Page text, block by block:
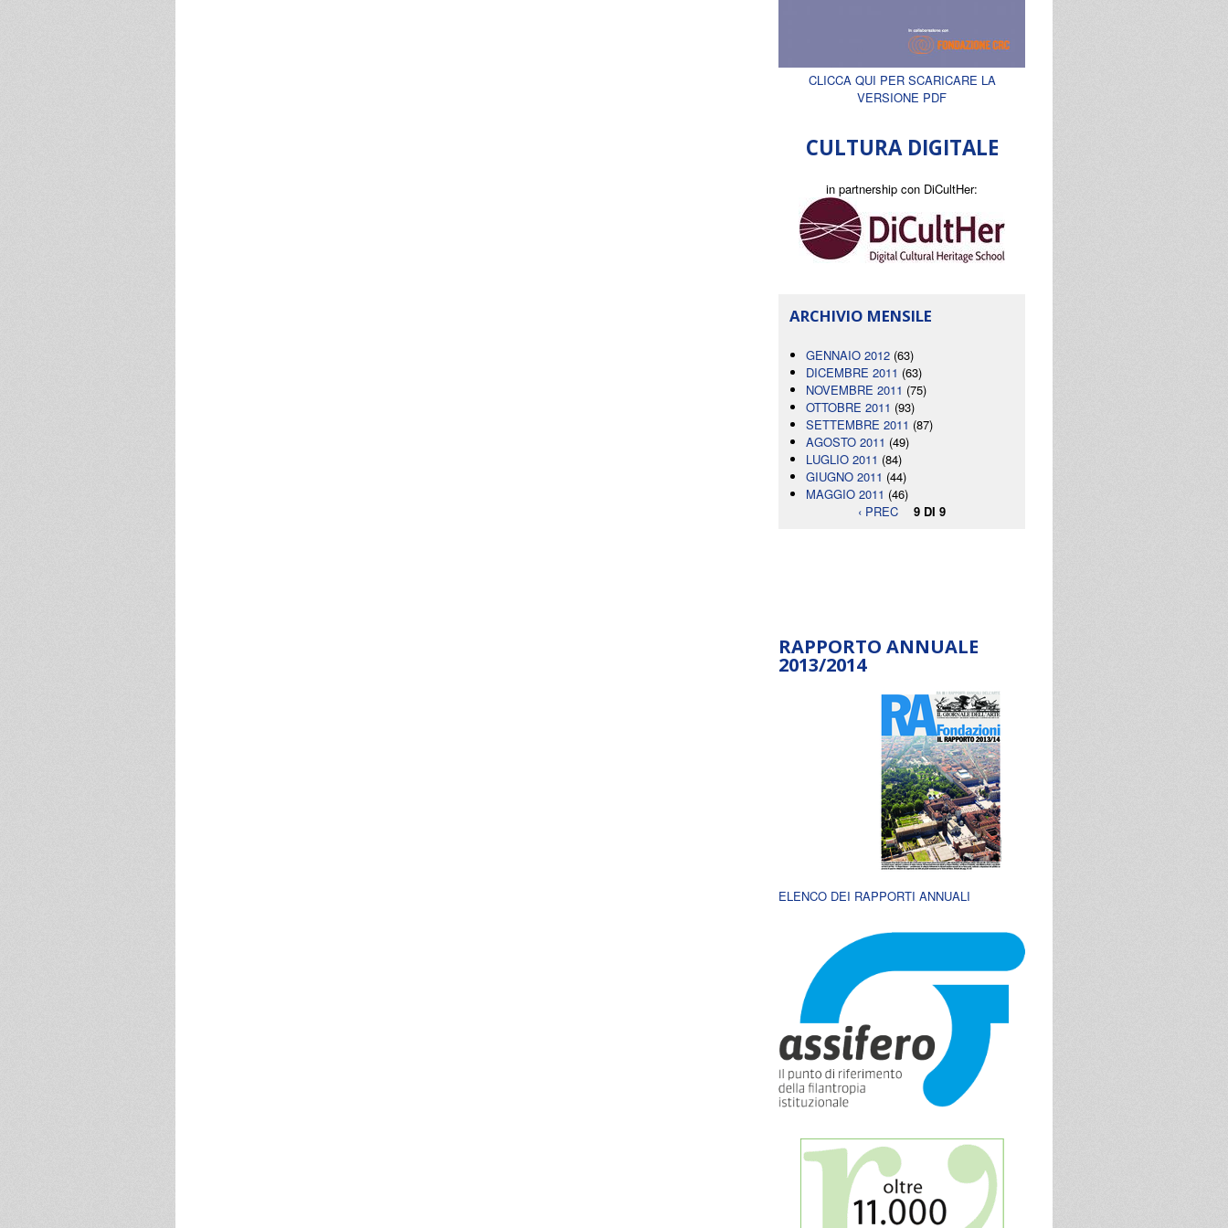
CLICCA QUI PER SCARICARE LA
VERSIONE PDF
CULTURA DIGITALE
in partnership con DiCultHer:
ARCHIVIO MENSILE
GENNAIO 2012 (63)
DICEMBRE 2011 (63)
NOVEMBRE 2011 (75)
OTTOBRE 2011 (93)
SETTEMBRE 2011 (87)
AGOSTO 2011 (49)
LUGLIO 2011 (84)
GIUGNO 2011 (44)
MAGGIO 2011 (46)
‹ PREC
9 DI 9
RAPPORTO ANNUALE
2013/2014
ELENCO DEI RAPPORTI ANNUALI